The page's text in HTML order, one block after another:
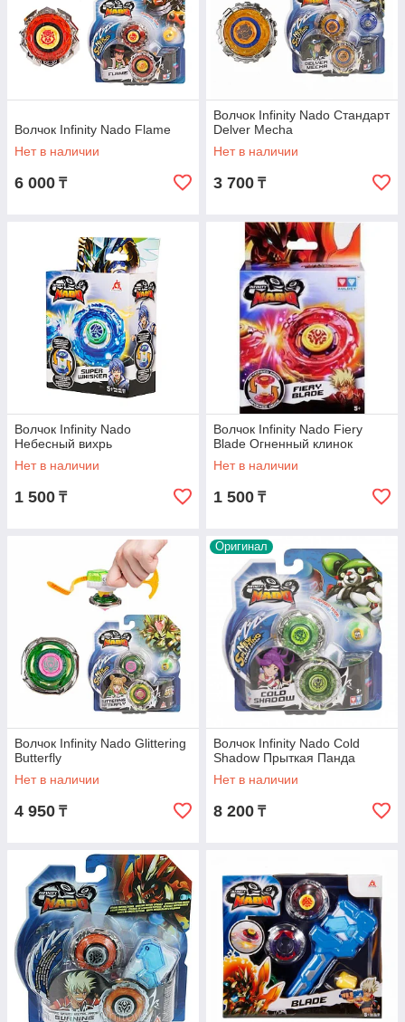
Волчок Infinity Nado Flame
Нет в наличии
6 000 ₸
Волчок Infinity Nado Стандарт
Delver Mecha
Нет в наличии
3 700 ₸
Волчок Infinity Nado
Небесный вихрь
Нет в наличии
1 500 ₸
Волчок Infinity Nado Fiery
Blade Огненный клинок
Нет в наличии
1 500 ₸
Волчок Infinity Nado Glittering
Butterfly
Нет в наличии
4 950 ₸
Оригинал
Волчок Infinity Nado Cold
Shadow Прыткая Панда
Нет в наличии
8 200 ₸